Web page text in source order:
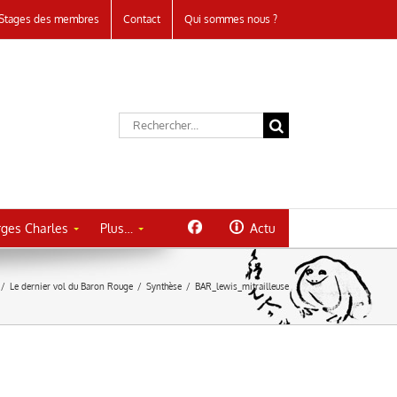
des membres Contact Qui sommes nous ?
Rechercher:
Charles Plus… Actu
/ Le dernier vol du Baron Rouge / Synthèse / BAR_lewis_mitrailleuse